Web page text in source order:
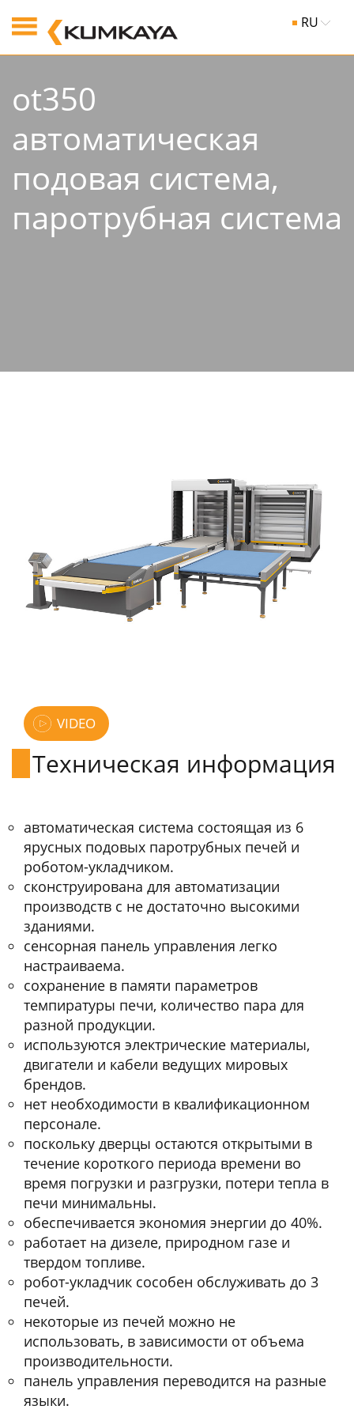
RU
ot350
автоматическая
подовая система,
паpотpубная система
VIDEO
Техническая информация
автоматическая система состоящая из 6
ярусных подовых паротрубных печей и
роботом-укладчиком.
сконструирована для автоматизации
производств с не достаточно высокими
зданиями.
сенсорная панель управления легко
настраиваема.
сохранение в памяти параметров
темпиратуры печи, количество пара для
разной продукции.
используются электрические материалы,
двигатели и кабели ведущих мировых
брендов.
нет необходимости в квалификационном
персонале.
поскольку дверцы остаются открытыми в
течение короткого периода времени во
время погрузки и разгрузки, потери тепла в
печи минимальны.
обеспечивается экономия энергии до 40%.
работает на дизеле, природном газе и
твердом топливе.
робот-укладчик сособен обслуживать до 3
печей.
некоторые из печей можно не
использовать, в зависимости от объема
производительности.
панель управления переводится на разные
языки.